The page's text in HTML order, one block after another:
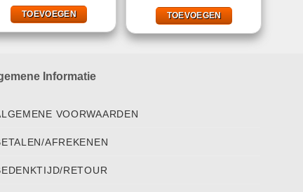
€14,99.€5,49.
TOEVOEGEN
€28,50.
TOEVOEGEN
Informatie
VOORWAARDEN
AFREKENEN
RETOUR